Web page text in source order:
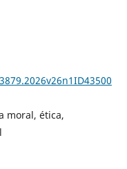
moral, ética,